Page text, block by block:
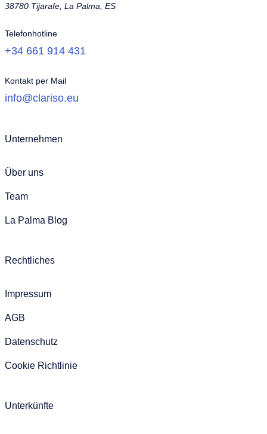
38780 Tijarafe, La Palma, ES
Telefonhotline
+34 661 914 431
Kontakt per Mail
info@clariso.eu
Unternehmen
Über uns
Team
La Palma Blog
Rechtliches
Impressum
AGB
Datenschutz
Cookie Richtlinie
Unterkünfte